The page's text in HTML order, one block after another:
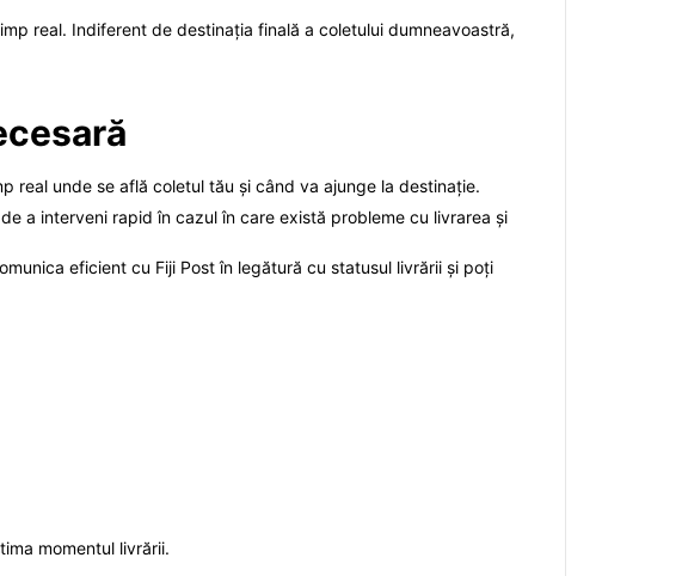
real. Indiferent de destinația finală a coletului dumneavoastră,
real unde se află coletul tău și când va ajunge la destinație.
a interveni rapid în cazul în care există probleme cu livrarea și
eficient cu Fiji Post în legătură cu statusul livrării și poți
momentul livrării.